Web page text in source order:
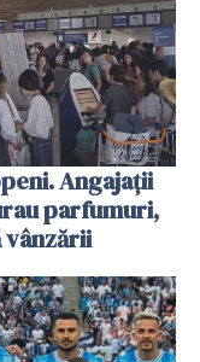
Angajații
parfumuri,
vânzării